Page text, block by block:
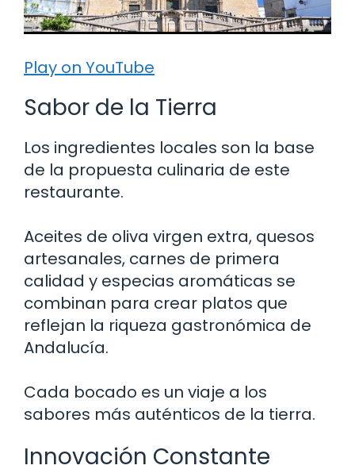
Play on YouTube
Sabor de la Tierra
Los ingredientes locales son la base
de la propuesta culinaria de este
restaurante.
Aceites de oliva virgen extra, quesos
artesanales, carnes de primera
calidad y especias aromáticas se
combinan para crear platos que
reflejan la riqueza gastronómica de
Andalucía.
Cada bocado es un viaje a los
sabores más auténticos de la tierra.
Innovación Constante